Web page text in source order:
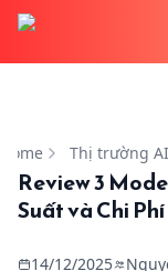
Tính Năng
Cookbook
Home Thị trường AI
Review 3
Suất và Chi Phí
14/12/2025